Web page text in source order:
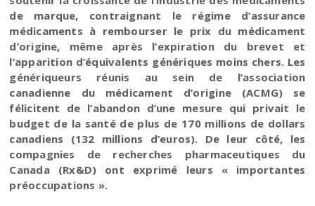
de marque, contraignant le régime d’assurance
médicaments à rembourser le prix du médicament
d’origine, même après l’expiration du brevet et
l’apparition d’équivalents génériques moins chers. Les
génériqueurs réunis au sein de l’association
canadienne du médicament d’origine (ACMG) se
félicitent de l’abandon d’une mesure qui privait le
budget de la santé de plus de 170 millions de dollars
canadiens (132 millions d’euros). De leur côté, les
compagnies de recherches pharmaceutiques du
Canada (Rx&D) ont exprimé leurs « importantes
préoccupations ».